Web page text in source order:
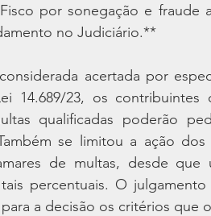
por sonegação e fraude
no Judiciário.**
acertada por
14.689/23, os
qualificadas poderão
se limitou a ação
de multas, desde que
percentuais. O
a decisão os critérios que